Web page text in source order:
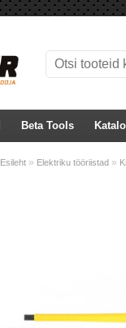
Beta Tools
Esileht » Elektriku tööriistad »